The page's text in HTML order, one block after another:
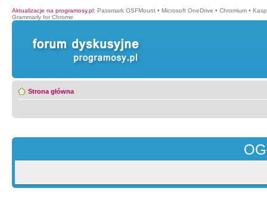
Aktualizacje na programosy.pl: Passmark OSFMount • Microsoft OneDrive • Chromium •
Grammarly for Chrome
Strona główna